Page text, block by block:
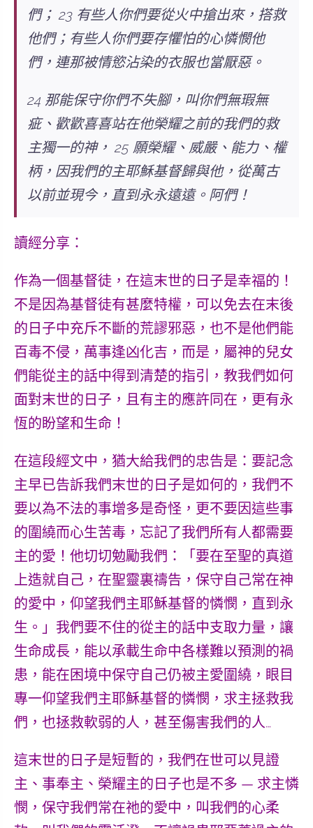
們； 23 有些人你們要從火中搶出來，搭救
他們；有些人你們要存懼怕的心憐憫他
們，連那被情慾沾染的衣服也當厭惡。
24 那能保守你們不失腳，叫你們無瑕無
疵、歡歡喜喜站在他榮耀之前的我們的救
主獨一的神， 25 願榮耀、威嚴、能力、權
柄，因我們的主耶穌基督歸與他，從萬古
以前並現今，直到永永遠遠。阿們！
讀經分享：
作為一個基督徒，在這末世的日子是幸福的！
不是因為基督徒有甚麼特權，可以免去在末後
的日子中充斥不斷的荒謬邪惡，也不是他們能
百毒不侵，萬事逢凶化吉，而是， 屬神的兒女
們能從主的話中得到清楚的指引
，教我們如何
面對末世的日子，且有主的應許同在，更有永
恆的盼望和生命！
在這段經文中，猶大給我們的忠告是： 要記念
主早已告訴我們末世的日子是如何的，我們不
要以為不法的事增多是奇怪，更不要因這些事
的圍繞而心生苦毒，忘記了我們所有人都需要
主的愛！他切切勉勵我們：
「要在至聖的真道
上造就自己，在聖靈裏禱告，保守自己常在神
的愛中，仰望我們主耶穌基督的憐憫，直到永
生。」 我們要不住的從主的話中支取力量，讓
生命成長，能以承載生命中各樣難以預測的禍
患，能在困境中保守自己仍被主愛圍繞，眼目
專一仰望我們主耶穌基督的憐憫，求主拯救我
們，也拯救軟弱的人，甚至傷害我們的人…
這末世的日子是短暫的，我們在世可以見證
主、事奉主、榮耀主的日子也是不多 — 求主憐
憫，保守我們常在祂的愛中，叫我們的心柔